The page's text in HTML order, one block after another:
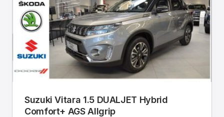
Suzuki Vitara 1.5 DUALJET Hybrid
Comfort+ AGS Allgrip